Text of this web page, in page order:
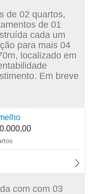
de 02 quartos,
de 01
cada um
para mais 04
localizado em
Em breve
com com 03